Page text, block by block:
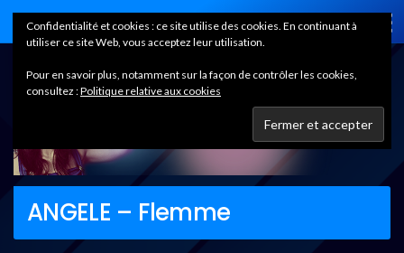
Home
ANGELE – Flemme
Confidentialité et cookies : ce site utilise des cookies. En continuant à
utiliser ce site Web, vous acceptez leur utilisation.
Pour en savoir plus, notamment sur la façon de contrôler les cookies,
consultez :Politique relative aux cookies